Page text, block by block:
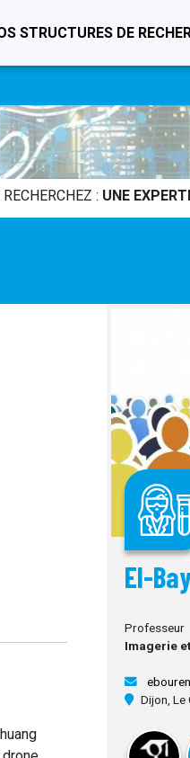
STRUCTURES DE
: UNE
El-
Professeur
Imagerie
Dijon,